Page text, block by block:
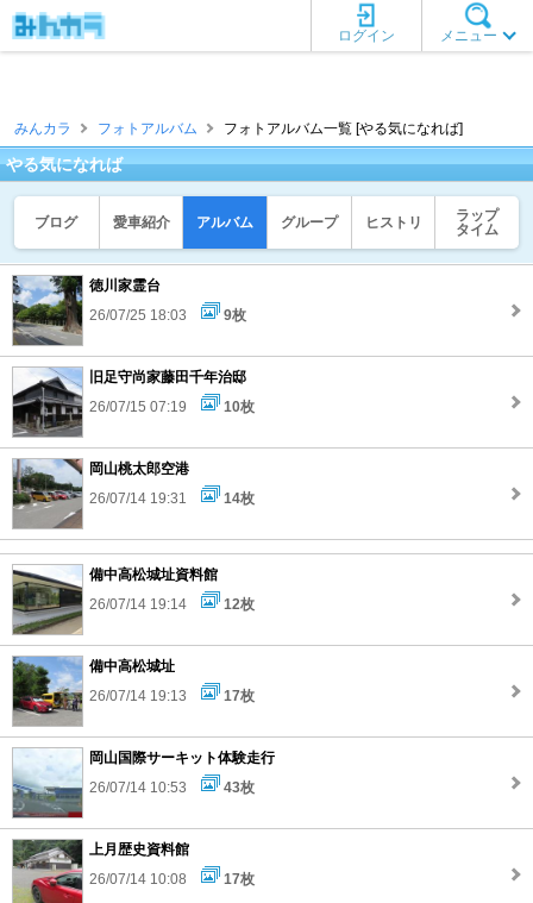
メニュー
ログイン
みんカラ フォトアルバム フォトアルバム一覧 [やる気になれば]
やる気になれば
ブログ 愛車紹介 アルバム グループ ヒストリ
ラップ
タイム
徳川家霊台
26/07/25 18:03
9枚
旧足守尚家藤田千年治邸
26/07/15 07:19
10枚
岡山桃太郎空港
26/07/14 19:31
14枚
備中高松城址資料館
26/07/14 19:14
12枚
備中高松城址
26/07/14 19:13
17枚
岡山国際サーキット体験走行
26/07/14 10:53
43枚
上月歴史資料館
26/07/14 10:08
17枚